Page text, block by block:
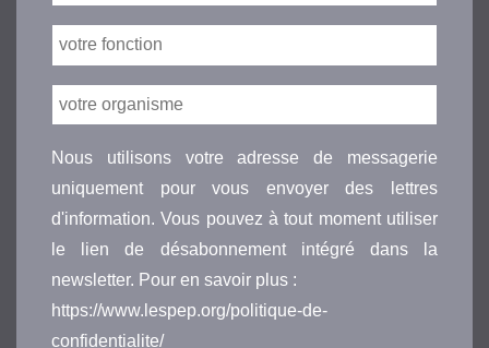
Nous utilisons votre adresse de messagerie
uniquement pour vous envoyer des lettres
d'information. Vous pouvez à tout moment utiliser
le lien de désabonnement intégré dans la
newsletter. Pour en savoir plus :
https://www.lespep.org/politique-de-
confidentialite/